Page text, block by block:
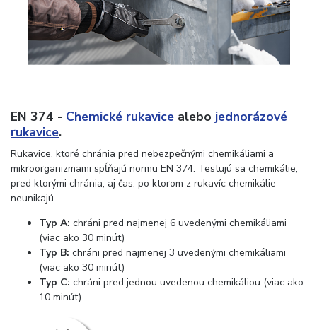
EN 374 - Chemické rukavice alebo jednorázové
rukavice.
Rukavice, ktoré chránia pred nebezpečnými chemikáliami a
mikroorganizmami spĺňajú normu EN 374. Testujú sa chemikálie,
pred ktorými chránia, aj čas, po ktorom z rukavíc chemikálie
neunikajú.
Typ A: chráni pred najmenej 6 uvedenými chemikáliami
(viac ako 30 minút)
Typ B: chráni pred najmenej 3 uvedenými chemikáliami
(viac ako 30 minút)
Typ C: chráni pred jednou uvedenou chemikáliou (viac ako
10 minút)